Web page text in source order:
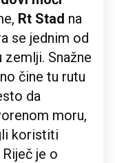
Rt Stad na
se jednim od
Snažne
čine tu rutu
da
moru,
koristiti
Riječ je o